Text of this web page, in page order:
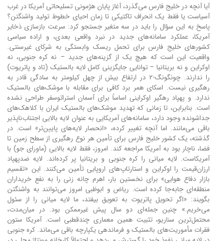
آیا آنچه در خلیج فارس می‌گذرد، آغاز پایان هژمونی تسلیحاتی آمریکا در غرب
آسیاست یا فقط یک انحراف تاکتیکی تا زمان احیای خطوط تولید واشنگتن؟
پاسخ به این سؤال را باید در سه متغیر جستجو کرد: سرعت بازسازی ذخایر
آمریکا، عملکرد سامانه‌های جدید در نبرد واقعی بعدی، و اراده سیاسی
کشورهای خلیج فارس برای تحمل ریسک وابستگی به شرکای غیرسنتی.
واقعیت این است که هیچ یک از گزینه‌های جدید – نه کره جنوبی، نه
اوکراین و نه بریتانیا – توانایی جایگزینی کامل لایه بالستیک (تاد و پاتریوت)
را ندارند. چونگونگ-۲ در ارتفاع بیش از چهل کیلومتر به سادگی قادر به
رهگیری نیست. اسکای همر برد کافی برای مقابله با موشک‌های بالستیک
ندارد. و پهپاد رهگیر اوکراینی اساساً برای آسمان استراتوسفر طراحی نشده
است. بنابراین، تا زمانی که تهدید موشک‌های بالستیک ایران با کلاهک‌های
جداشونده وجود دارد، سامانه‌های آمریکایی به عنوان لایه بالایی اجتناب‌ناپذیر
باقی می‌مانند. اما آنچه تغییر کرده، «انحصار لایه‌های پایین‌تر» است. در
گذشته، یک کشور خلیج فارس برای تأمین هر نوع رهگیری از سطح زمین تا
فضا، ناچار بود به آمریکا مراجعه کند. امروز، فقط لایه بالایی (ماورای جو) با
آمریکاست. لایه میانی را کره جنوبی و بریتانیا پر کرده‌اند. لایه ضدپهپاد
ارزان‌قیمت را اوکراین و استارتاپ‌های اروپایی تأمین می‌کنند. این «تقسیم
بازار دفاع هوایی» برای نخستین بار، اهرم چانه زنی را به نفع خریداران
منطقه‌ای جابه‌جا کرده است. ریاض و ابوظبی امروز می‌توانند به واشنگتن
بگویند: «اگر تحویل پاتریوت به تعویق بیفتد، ما لایه میانی را از سئول
می‌خریم.» چنین جمله‌ای دو سال پیش غیرممکن بود. در میان‌مدت،
محتمل‌ترین سناریو، تثبیت همین معماری چندقطبی است. آمریکا ستون
فقرات مأموریت‌های بالستیک و فرماندهی یکپارچه باقی می‌ماند. کره جنوبی